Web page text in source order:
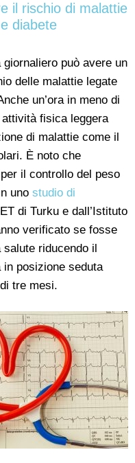
il rischio di malattie
diabete
può avere un
delle malattie legate
un’ora in meno di
fisica leggera
di malattie come il
È noto che
il controllo del peso
uno studio di
di Turku e dall’Istituto
verificato se fosse
riducendo il
in posizione seduta
tre mesi.